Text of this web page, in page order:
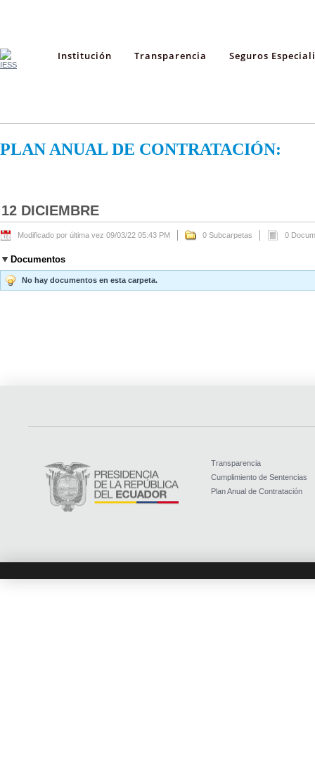
Institución Transparencia Seguros
PLAN ANUAL DE CONTRATACIÓN:
12 DICIEMBRE
Modificado por última vez 09/03/22 05:43 PM 0 Subcarpetas 0
Documentos
No hay documentos en esta carpeta.
Transparencia
Cumplimiento de Sentencias
Plan Anual de Contratación